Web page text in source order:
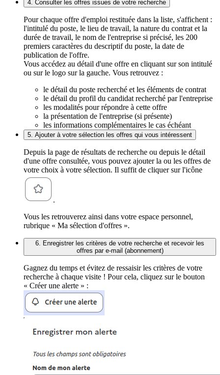
4. Consulter les offres issues de votre recherche
Pour chaque offre d'emploi restituée dans la liste, s'affichent :
l'intitulé du poste, le lieu de travail, la nature du contrat et la
durée de travail, le nom de l'entreprise si précisé, les 200
premiers caractères du descriptif du poste, la date de
publication de l'offre.
Vous accédez au détail d'une offre en cliquant sur son intitulé
ou sur le logo sur la gauche. Vous retrouvez :
le détail du poste recherché et les éléments de contrat
le détail du profil du candidat recherché par l'entreprise
les modalités pour répondre à cette offre
la présentation de l'entreprise (si présente)
les informations complémentaires le cas échéant
5. Ajouter à votre sélection les offres qui vous intéressent
Depuis la page de résultats de recherche ou depuis le détail
d'une offre consultée, vous pouvez ajouter la ou les offres de
votre choix à votre sélection. Il suffit de cliquer sur l'icône
.
Vous les retrouverez ainsi dans votre espace personnel,
rubrique « Ma sélection d'offres ».
6. Enregistrer les critères de votre recherche et recevoir les
offres par e-mail (abonnement)
Gagnez du temps et évitez de ressaisir les critères de votre
recherche à chaque visite ! Pour cela, cliquez sur le bouton
« Créer une alerte » :